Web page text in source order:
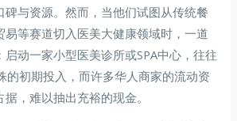
碑与资源。然而，当他们试图从传统餐
易等赛道切入医美大健康领域时，一道
动一家小型医美诊所或SPA中心，往往
的初期投入，而许多华人商家的流动资
，难以抽出充裕的现金。